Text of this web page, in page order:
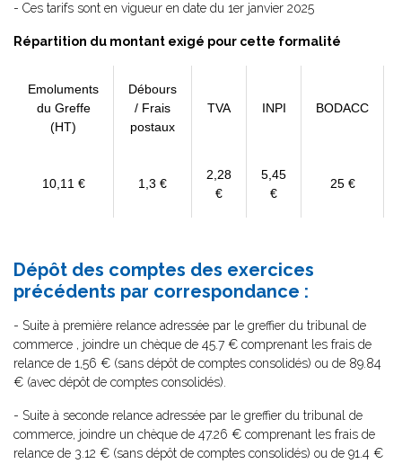
- Ces tarifs sont en vigueur en date du 1er janvier 2025
Répartition du montant exigé pour cette formalité
Emoluments
du Greffe
(HT)
Débours
/ Frais
postaux
TVA INPI BODACC
10,11 € 1,3 €
2,28
€
5,45
€
25 €
Dépôt des comptes des exercices
précédents par correspondance :
- Suite à première relance adressée par le greffier du tribunal de
commerce , joindre un chèque de 45.7 € comprenant les frais de
relance de 1,56 € (sans dépôt de comptes consolidés) ou de 89.84
€ (avec dépôt de comptes consolidés).
- Suite à seconde relance adressée par le greffier du tribunal de
commerce, joindre un chèque de 47.26 € comprenant les frais de
relance de 3.12 € (sans dépôt de comptes consolidés) ou de 91.4 €